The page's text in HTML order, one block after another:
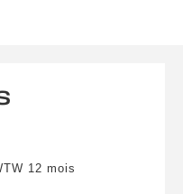
12 mois